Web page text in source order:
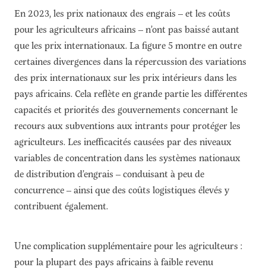
En 2023, les prix nationaux des engrais – et les coûts
pour les agriculteurs africains – n’ont pas baissé autant
que les prix internationaux. La figure 5 montre en outre
certaines divergences dans la répercussion des variations
des prix internationaux sur les prix intérieurs dans les
pays africains. Cela reflète en grande partie les différentes
capacités et priorités des gouvernements concernant le
recours aux subventions aux intrants pour protéger les
agriculteurs. Les inefficacités causées par des niveaux
variables de concentration dans les systèmes nationaux
de distribution d’engrais – conduisant à peu de
concurrence – ainsi que des coûts logistiques élevés y
contribuent également.
Une complication supplémentaire pour les agriculteurs :
pour la plupart des pays africains à faible revenu